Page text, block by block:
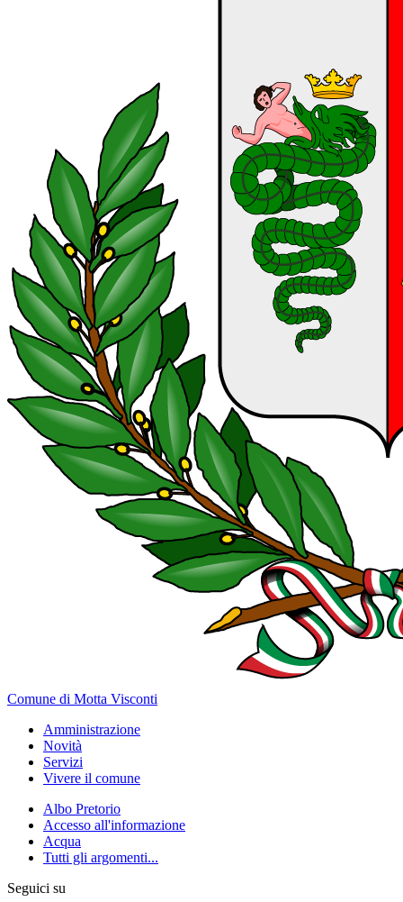
Comune di Motta Visconti
Amministrazione
Novità
Servizi
Vivere il comune
Albo Pretorio
Accesso all'informazione
Acqua
Tutti gli argomenti...
Seguici su